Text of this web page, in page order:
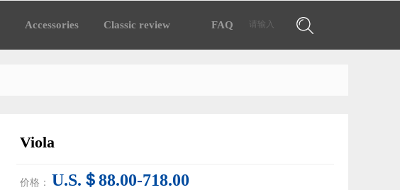
Accessories Classic review FAQ 搜索
Viola
价格： U.S.＄88.00-718.00